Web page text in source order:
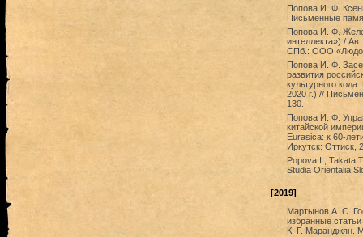
Попова И. Ф.
Письменные
Попова И. Ф.
интеллекта») /
СПб.: ООО
Попова И. Ф.
развития
культурного
2020 г.) //
130.
Попова И. Ф.
китайской
Eurasica: к 60-
Иркутск: Оттиск,
Popova I., Takata
Studia Orientalia
[2019]
Мартынов А. С.
избранные
К. Г. Маранджян.